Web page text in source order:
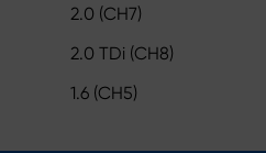
2.0 (CH7)
2.0 TDi (CH8)
1.6 (CH5)